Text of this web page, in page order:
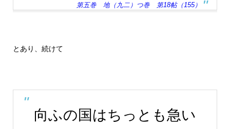
第五巻 地（九二）つ巻 第18帖（155）
とあり、続けて
向ふの国はちっとも急い